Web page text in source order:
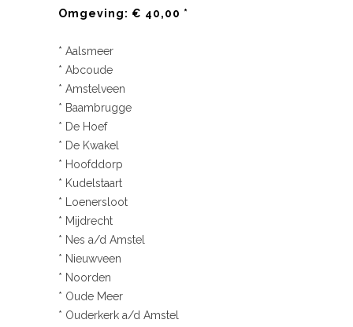
Omgeving: € 40,00 *
* Aalsmeer
* Abcoude
* Amstelveen
* Baambrugge
* De Hoef
* De Kwakel
* Hoofddorp
* Kudelstaart
* Loenersloot
* Mijdrecht
* Nes a/d Amstel
* Nieuwveen
* Noorden
* Oude Meer
* Ouderkerk a/d Amstel